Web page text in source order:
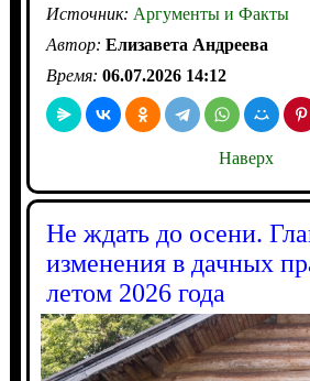
Источник: Аргументы и Факты
Автор: Елизавета Андреева
Время: 06.07.2026 14:12
Наверх
Не ждать до осени.
изменения в дачных
летом 2026 года